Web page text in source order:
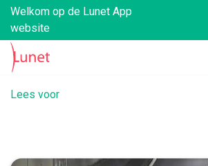
Welkom op de Lunet App
website
Lees voor